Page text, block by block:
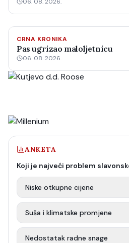
CRNA KRONIKA
Pas ugrizao maloljetnicu
06. 08. 2026.
ANKETA
Koji je najveći problem
Niske otkupne cijene
Suša i klimatske promjene
Nedostatak radne snage